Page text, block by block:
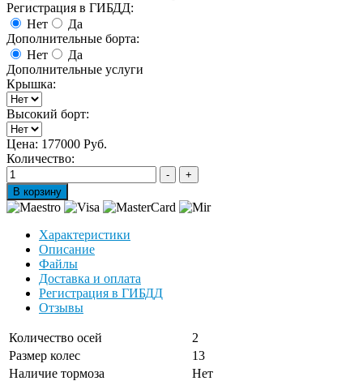
Регистрация в ГИБДД:
Нет
Да
Дополнительные борта:
Нет
Да
Дополнительные услуги
Крышка:
Высокий борт:
Цена: 177000 Руб.
Количество:
Характеристики
Описание
Файлы
Доставка и оплата
Регистрация в ГИБДД
Отзывы
Количество осей
2
Размер колес
13
Наличие тормоза
Нет